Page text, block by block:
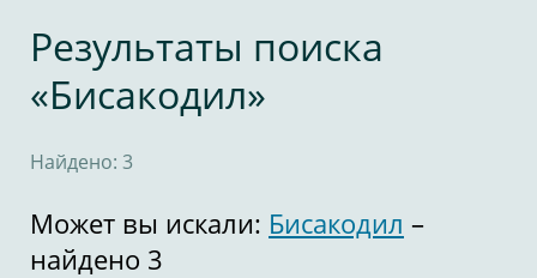
Результаты поиска
«Бисакодил»
Найдено: 3
Может вы искали: Бисакодил –
найдено 3